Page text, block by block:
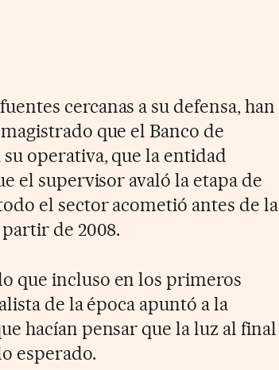
cercanas a su defensa, han
que el Banco de
operativa, que la entidad
el supervisor avaló la etapa de
el sector acometió antes de la
de 2008.
que incluso en los primeros
de la época apuntó a la
hacían pensar que la luz al final
esperado.